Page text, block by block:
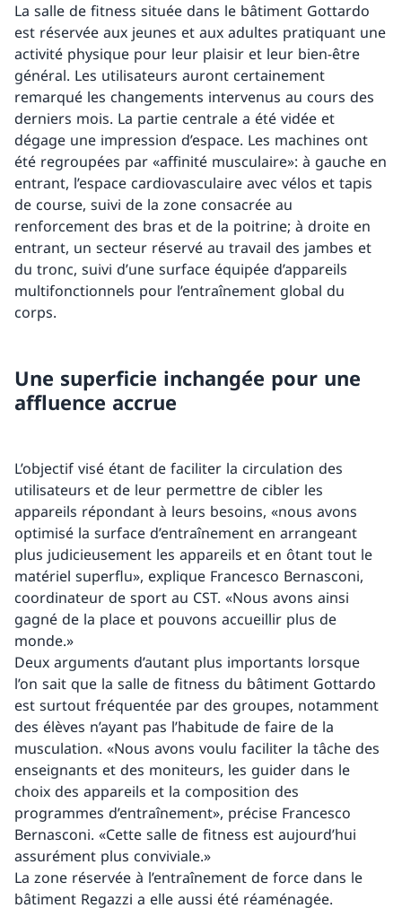
La salle de fitness située dans le bâtiment Gottardo
est réservée aux jeunes et aux adultes pratiquant une
activité physique pour leur plaisir et leur bien-être
général. Les utilisateurs auront certainement
remarqué les changements intervenus au cours des
derniers mois. La partie centrale a été vidée et
dégage une impression d’espace. Les machines ont
été regroupées par «affinité musculaire»: à gauche en
entrant, l’espace cardiovasculaire avec vélos et tapis
de course, suivi de la zone consacrée au
renforcement des bras et de la poitrine; à droite en
entrant, un secteur réservé au travail des jambes et
du tronc, suivi d’une surface équipée d’appareils
multifonctionnels pour l’entraînement global du
corps.
Une superficie inchangée pour une
affluence accrue
L’objectif visé étant de faciliter la circulation des
utilisateurs et de leur permettre de cibler les
appareils répondant à leurs besoins, «nous avons
optimisé la surface d’entraînement en arrangeant
plus judicieusement les appareils et en ôtant tout le
matériel superflu», explique Francesco Bernasconi,
coordinateur de sport au CST. «Nous avons ainsi
gagné de la place et pouvons accueillir plus de
monde.»
Deux arguments d’autant plus importants lorsque
l’on sait que la salle de fitness du bâtiment Gottardo
est surtout fréquentée par des groupes, notamment
des élèves n’ayant pas l’habitude de faire de la
musculation. «Nous avons voulu faciliter la tâche des
enseignants et des moniteurs, les guider dans le
choix des appareils et la composition des
programmes d’entraînement», précise Francesco
Bernasconi. «Cette salle de fitness est aujourd’hui
assurément plus conviviale.»
La zone réservée à l’entraînement de force dans le
bâtiment Regazzi a elle aussi été réaménagée.